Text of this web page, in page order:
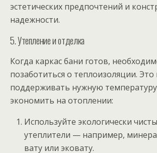
эстетических предпочтений и
надежности.
5. Утепление и отделка
Когда каркас бани готов,
позаботиться о теплоизоляции.
поддерживать нужную
экономить на отоплении:
Используйте экологически
утеплители — например,
вату или эковату.